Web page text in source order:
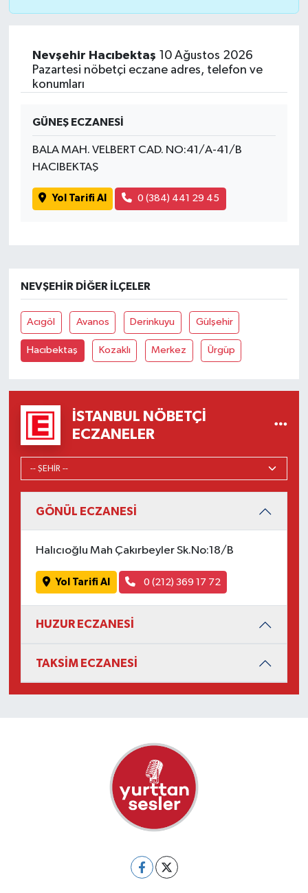
Nevşehir Hacıbektaş 10 Ağustos 2026
Pazartesi nöbetçi eczane adres, telefon ve
konumları
GÜNEŞ ECZANESİ
BALA MAH. VELBERT CAD. NO:41/A-41/B
HACIBEKTAŞ
Yol Tarifi Al 0 (384) 441 29 45
NEVŞEHIR DIĞER İLÇELER
Acıgöl Avanos Derinkuyu Gülşehir
Hacıbektaş Kozaklı Merkez Ürgüp
İSTANBUL NÖBETÇI
ECZANELER
GÖNÜL ECZANESİ
Halıcıoğlu Mah Çakırbeyler Sk.No:18/B
Yol Tarifi Al 0 (212) 369 17 72
HUZUR ECZANESİ
TAKSİM ECZANESİ